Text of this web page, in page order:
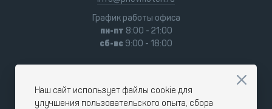
График работы офиса
пн-пт 8:00 - 21:00
сб-вс 9:00 - 18:00
Наш сайт использует файлы cookie для
улучшения пользовательского опыта, сбора